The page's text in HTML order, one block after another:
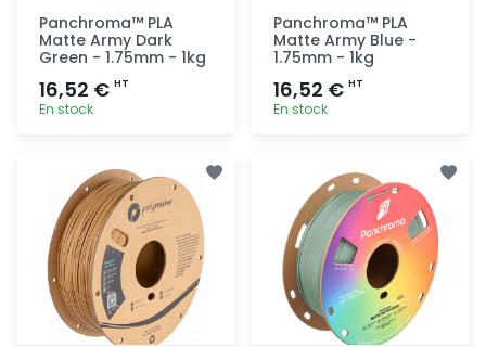
Panchroma™ PLA
Matte Army Dark
Green - 1.75mm - 1kg
16,52 € HT
En stock
rapide
Panchroma™ PLA
Matte Army Blue -
1.75mm - 1kg
16,52 € HT
En stock
rapide